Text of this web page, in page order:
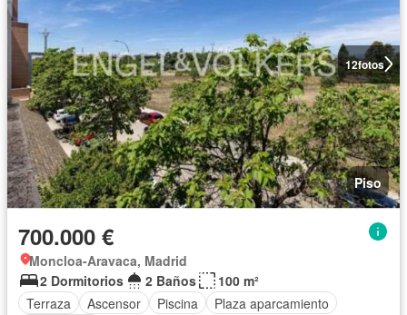
12fotos
Piso
700.000 €
Moncloa-Aravaca, Madrid
2 Dormitorios
2 Baños
100 m²
Terraza
Ascensor Piscina
Plaza aparcamiento